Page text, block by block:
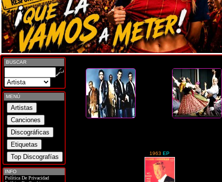
BUSCAR
MENÚ
INFO
Política De Privacidad
1963 EP